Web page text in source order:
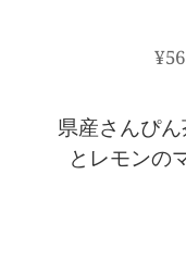
県産さんぴ
とレモンの